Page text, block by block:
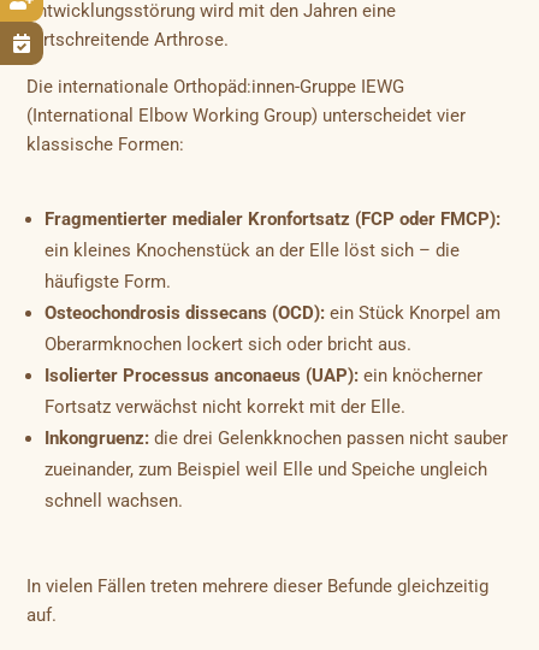

Entwicklungsstörung wird mit den Jahren eine
fortschreitende Arthrose.
Die internationale Orthopäd:innen-Gruppe IEWG
(International Elbow Working Group) unterscheidet vier
klassische Formen:
Fragmentierter medialer Kronfortsatz (FCP oder FMCP):
ein kleines Knochenstück an der Elle löst sich – die
häufigste Form.
Osteochondrosis dissecans (OCD): ein Stück Knorpel am
Oberarmknochen lockert sich oder bricht aus.
Isolierter Processus anconaeus (UAP): ein knöcherner
Fortsatz verwächst nicht korrekt mit der Elle.
Inkongruenz: die drei Gelenkknochen passen nicht sauber
zueinander, zum Beispiel weil Elle und Speiche ungleich
schnell wachsen.
In vielen Fällen treten mehrere dieser Befunde gleichzeitig
auf.